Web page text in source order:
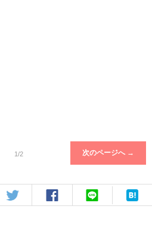
1/2 次のページへ →